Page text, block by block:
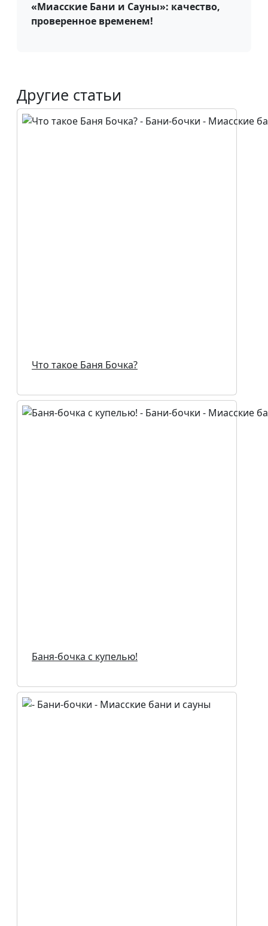
«Миасские Бани и Сауны»: качество,
проверенное временем!
Другие статьи
Что такое Баня Бочка?
Баня-бочка с купелью!